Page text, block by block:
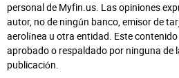
personal de Myfin.us. Las opiniones
autor, no de ningún banco, emisor de
aerolínea u otra entidad. Este
aprobado o respaldado por ninguna de
publicación.